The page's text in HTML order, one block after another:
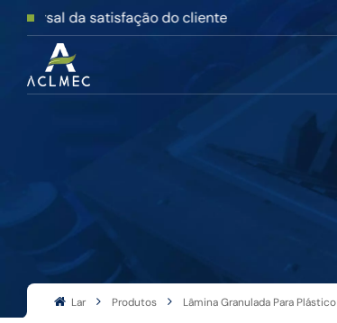
da satisfação do cliente
Lar Produtos Lâmina Granulada Para Plástico